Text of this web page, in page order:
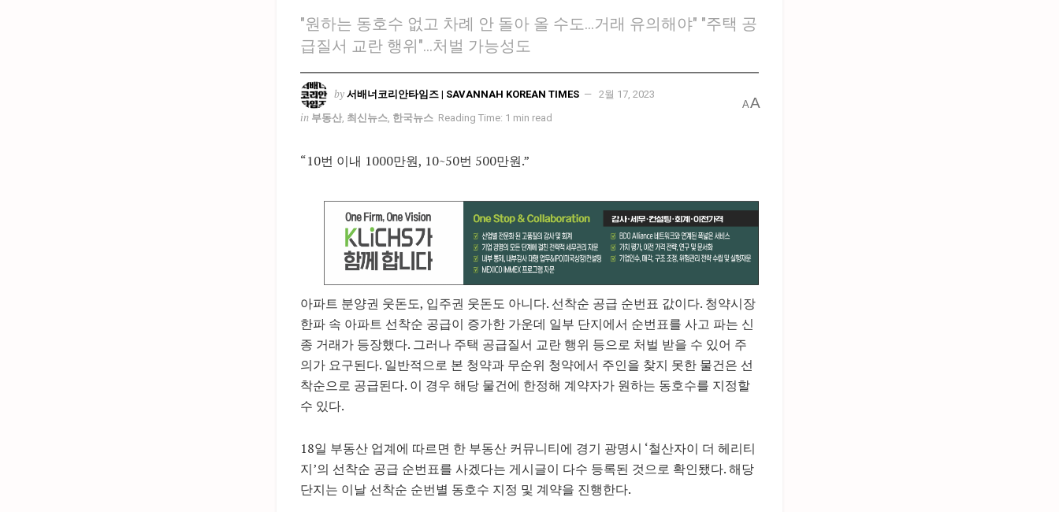
"원하는 동호수 없고 차례 안 돌아 올 수도…거래 유의해야" "주택 공
급질서 교란 행위"…처벌 가능성도
by 서배너코리안타임즈 | SAVANNAH KOREAN TIMES 2월 17, 2023
in 부동산 최신뉴스 한국뉴스 Reading Time: 1 min read
AA
“10번 이내 1000만원, 10~50번 500만원.”
아파트 분양권 웃돈도, 입주권 웃돈도 아니다. 선착순 공급 순번표 값이다. 청약시장
한파 속 아파트 선착순 공급이 증가한 가운데 일부 단지에서 순번표를 사고 파는 신
종 거래가 등장했다. 그러나 주택 공급질서 교란 행위 등으로 처벌 받을 수 있어 주
의가 요구된다. 일반적으로 본 청약과 무순위 청약에서 주인을 찾지 못한 물건은 선
착순으로 공급된다. 이 경우 해당 물건에 한정해 계약자가 원하는 동호수를 지정할
수 있다.
18일 부동산 업계에 따르면 한 부동산 커뮤니티에 경기 광명시 ‘철산자이 더 헤리티
지’의 선착순 공급 순번표를 사겠다는 게시글이 다수 등록된 것으로 확인됐다. 해당
단지는 이날 선착순 순번별 동호수 지정 및 계약을 진행한다.